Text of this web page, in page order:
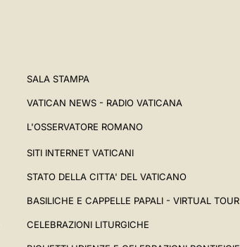
SALA STAMPA
VATICAN NEWS - RADIO VATICANA
L'OSSERVATORE ROMANO
SITI INTERNET VATICANI
STATO DELLA CITTA' DEL VATICANO
BASILICHE E CAPPELLE PAPALI - VIRTUAL TOUR
CELEBRAZIONI LITURGICHE